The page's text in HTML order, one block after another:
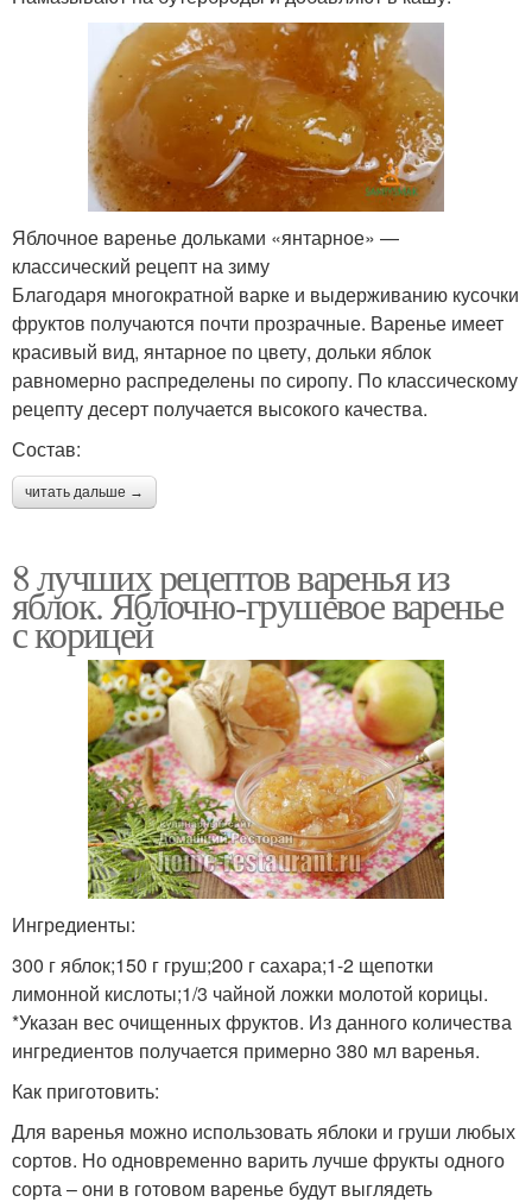
Яблочное варенье дольками «янтарное» —
классический рецепт на зиму
Благодаря многократной варке и выдерживанию кусочки
фруктов получаются почти прозрачные. Варенье имеет
красивый вид, янтарное по цвету, дольки яблок
равномерно распределены по сиропу. По классическому
рецепту десерт получается высокого качества.
Состав:
читать дальше →
8 лучших рецептов варенья из
яблок. Яблочно-грушевое варенье
с корицей
Ингредиенты:
300 г яблок;150 г груш;200 г сахара;1-2 щепотки
лимонной кислоты;1/3 чайной ложки молотой корицы.
*Указан вес очищенных фруктов. Из данного количества
ингредиентов получается примерно 380 мл варенья.
Как приготовить:
Для варенья можно использовать яблоки и груши любых
сортов. Но одновременно варить лучше фрукты одного
сорта – они в готовом варенье будут выглядеть